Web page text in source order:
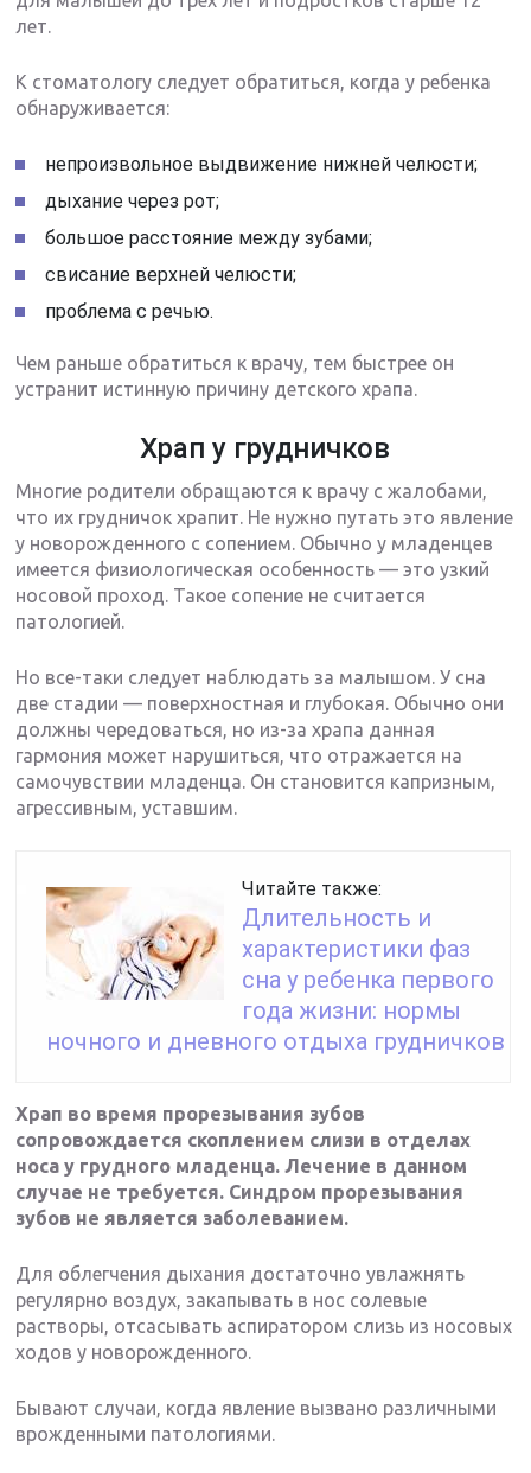
лет.
К стоматологу следует обратиться, когда у ребенка
обнаруживается:
непроизвольное выдвижение нижней челюсти;
дыхание через рот;
большое расстояние между зубами;
свисание верхней челюсти;
проблема с речью.
Чем раньше обратиться к врачу, тем быстрее он
устранит истинную причину детского храпа.
Храп у грудничков
Многие родители обращаются к врачу с жалобами,
что их грудничок храпит. Не нужно путать это явление
у новорожденного с сопением. Обычно у младенцев
имеется физиологическая особенность — это узкий
носовой проход. Такое сопение не считается
патологией.
Но все-таки следует наблюдать за малышом. У сна
две стадии — поверхностная и глубокая. Обычно они
должны чередоваться, но из-за храпа данная
гармония может нарушиться, что отражается на
самочувствии младенца. Он становится капризным,
агрессивным, уставшим.
Читайте также:
Длительность и
характеристики фаз
сна у ребенка первого
года жизни: нормы
ночного и дневного отдыха грудничков
Храп во время прорезывания зубов
сопровождается скоплением слизи в отделах
носа у грудного младенца. Лечение в данном
случае не требуется. Синдром прорезывания
зубов не является заболеванием.
Для облегчения дыхания достаточно увлажнять
регулярно воздух, закапывать в нос солевые
растворы, отсасывать аспиратором слизь из носовых
ходов у новорожденного.
Бывают случаи, когда явление вызвано различными
врожденными патологиями.